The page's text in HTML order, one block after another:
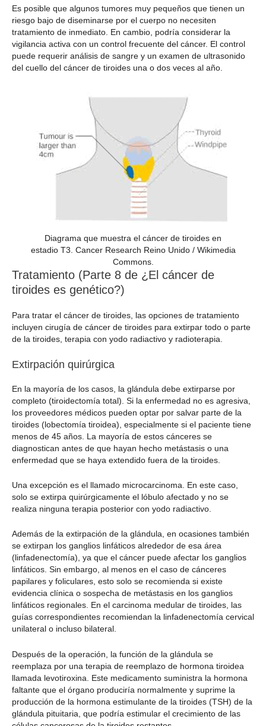
Es posible que algunos tumores muy pequeños que tienen un
riesgo bajo de diseminarse por el cuerpo no necesiten
tratamiento de inmediato. En cambio, podría considerar la
vigilancia activa con un control frecuente del cáncer. El control
puede requerir análisis de sangre y un examen de ultrasonido
del cuello del cáncer de tiroides una o dos veces al año.
Diagrama que muestra el cáncer de tiroides en
estadio T3. Cancer Research Reino Unido / Wikimedia
Commons.
Tratamiento (Parte 8 de ¿El cáncer de
tiroides es genético?)
Para tratar el cáncer de tiroides, las opciones de tratamiento
incluyen cirugía de cáncer de tiroides para extirpar todo o parte
de la tiroides, terapia con yodo radiactivo y radioterapia.
Extirpación quirúrgica
En la mayoría de los casos, la glándula debe extirparse por
completo (tiroidectomía total). Si la enfermedad no es agresiva,
los proveedores médicos pueden optar por salvar parte de la
tiroides (lobectomía tiroidea), especialmente si el paciente tiene
menos de 45 años. La mayoría de estos cánceres se
diagnostican antes de que hayan hecho metástasis o una
enfermedad que se haya extendido fuera de la tiroides.
Una excepción es el llamado microcarcinoma. En este caso,
solo se extirpa quirúrgicamente el lóbulo afectado y no se
realiza ninguna terapia posterior con yodo radiactivo.
Además de la extirpación de la glándula, en ocasiones también
se extirpan los ganglios linfáticos alrededor de esa área
(linfadenectomía), ya que el cáncer puede afectar los ganglios
linfáticos. Sin embargo, al menos en el caso de cánceres
papilares y foliculares, esto solo se recomienda si existe
evidencia clínica o sospecha de metástasis en los ganglios
linfáticos regionales. En el carcinoma medular de tiroides, las
guías correspondientes recomiendan la linfadenectomía cervical
unilateral o incluso bilateral.
Después de la operación, la función de la glándula se
reemplaza por una terapia de reemplazo de hormona tiroidea
llamada levotiroxina. Este medicamento suministra la hormona
faltante que el órgano produciría normalmente y suprime la
producción de la hormona estimulante de la tiroides (TSH) de la
glándula pituitaria, que podría estimular el crecimiento de las